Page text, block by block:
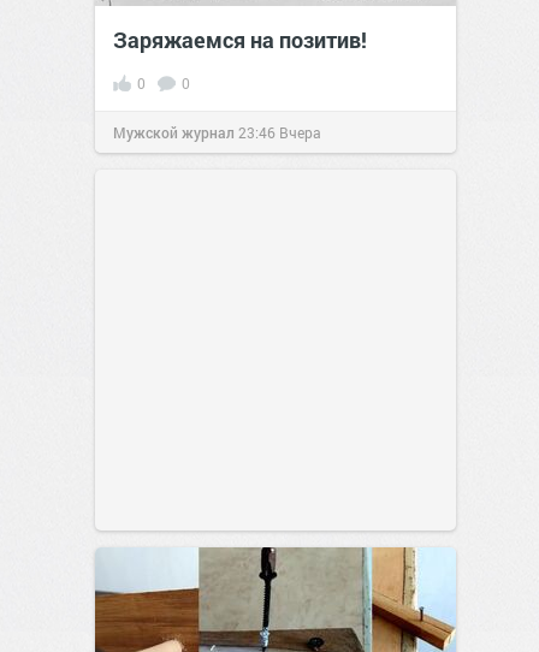
Заряжаемся на позитив!
0 0
Мужской журнал 23:46 Вчера